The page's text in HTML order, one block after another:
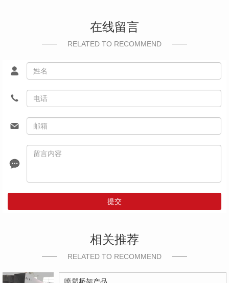
在线留言
RELATED TO RECOMMEND
提交
相关推荐
RELATED TO RECOMMEND